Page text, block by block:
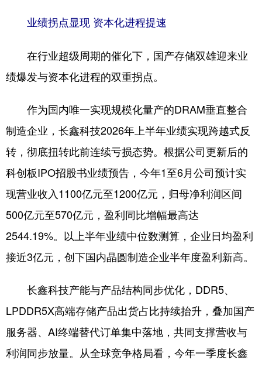
业绩拐点显现 资本化进程提速
在行业超级周期的催化下，国产存储双雄迎来业
绩爆发与资本化进程的双重拐点。
作为国内唯一实现规模化量产的DRAM垂直整合
制造企业，长鑫科技2026年上半年业绩实现跨越式反
转，彻底扭转此前连续亏损态势。根据公司更新后的
科创板IPO招股书业绩预告，今年1至6月公司预计实
现营业收入1100亿元至1200亿元，归母净利润区间
500亿元至570亿元，盈利同比增幅最高达
2544.19%。以上半年业绩中位数测算，企业日均盈利
接近3亿元，创下国内晶圆制造企业半年度盈利新高。
长鑫科技产能与产品结构同步优化，DDR5、
LPDDR5X高端存储产品出货占比持续抬升，叠加国产
服务器、AI终端替代订单集中落地，共同支撑营收与
利润同步放量。从全球竞争格局看，今年一季度长鑫